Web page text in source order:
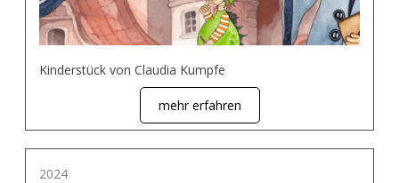
Kinderstück von Claudia Kumpfe
mehr erfahren
2024